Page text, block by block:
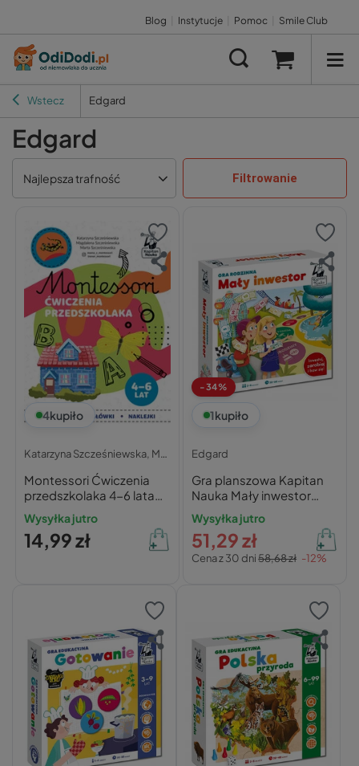
Blog Instytucje Pomoc Smile Club
Wstecz Edgard
Edgard
Najlepsza trafność Filtrowanie
4kupiło
Katarzyna Szcześniewska, Magdalena Szcześniewska,
Montessori Ćwiczenia
przedszkolaka 4-6 lata
Katarzyna
Szcześniewska,
Magdalena
Szcześniewska, Marta
Wysyłka jutro
14,99 zł
-34%
1kupiło
Edgard
Gra planszowa Kapitan
Nauka Mały inwestor
Edgard
Wysyłka jutro
Cena z 30 dni58,68 zł -12%
51,29 zł